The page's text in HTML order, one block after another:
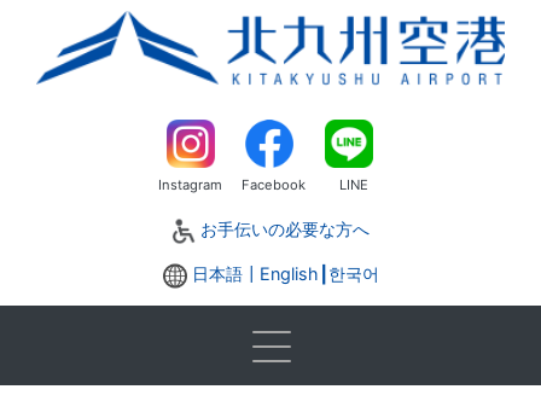
Instagram Facebook LINE
お手伝いの必要な方へ
日本語┃ English 한국어